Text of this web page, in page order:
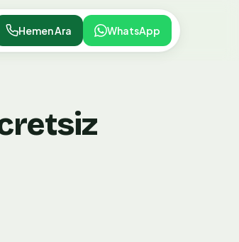
Hemen Ara WhatsApp